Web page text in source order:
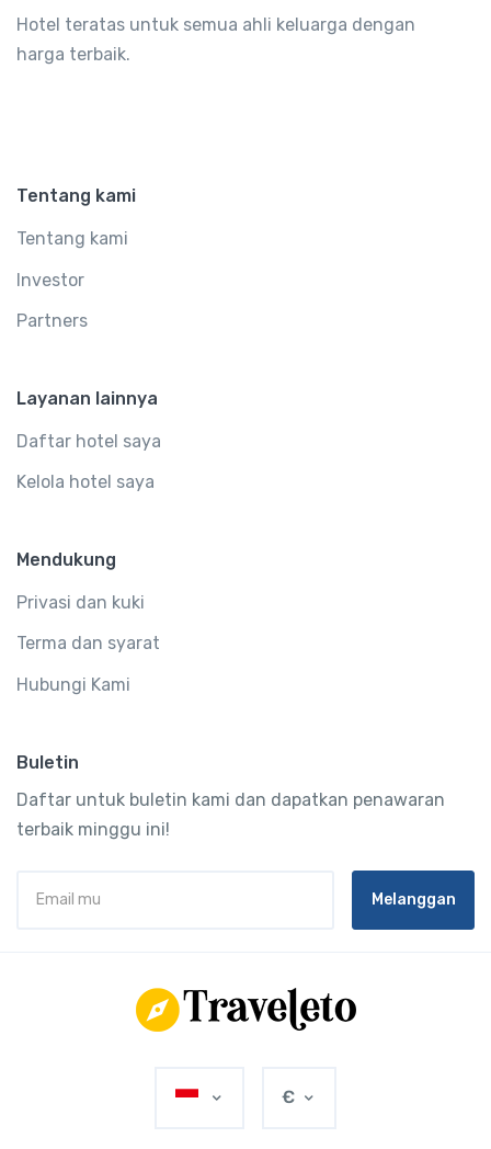
Hotel teratas untuk semua ahli keluarga dengan
harga terbaik.
Tentang kami
Tentang kami
Investor
Partners
Layanan lainnya
Daftar hotel saya
Kelola hotel saya
Mendukung
Privasi dan kuki
Terma dan syarat
Hubungi Kami
Buletin
Daftar untuk buletin kami dan dapatkan penawaran
terbaik minggu ini!
Melanggan
€